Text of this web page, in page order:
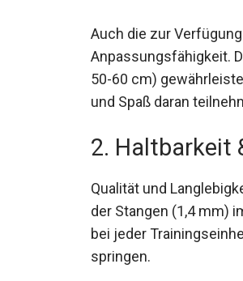
Auch die zur
Anpassungsfähigkeit.
50-60 cm)
und Spaß daran
2. Haltbarkeit
Qualität und
der Stangen (1,4 mm)
bei jeder
springen.